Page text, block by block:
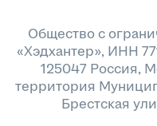
Общество с
«Хэдхантер», ИНН
125047 Россия,
территория
Брестская